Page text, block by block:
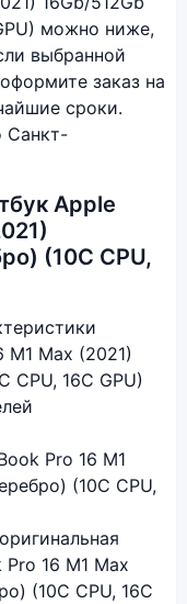
можно ниже,
выбранной
заказ на
сроки.
Санкт-
Apple
(10C CPU,
M1 Max (2021)
CPU, 16C GPU)
Pro 16 M1
(10C CPU,
16 M1 Max
(10C CPU, 16C